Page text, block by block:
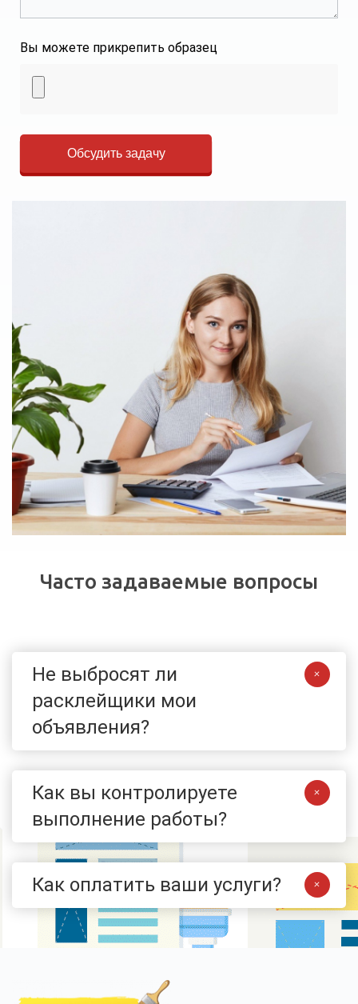
Вы можете прикрепить образец
Часто задаваемые вопросы
Не выбросят ли
расклейщики мои
объявления?
Как вы контролируете
выполнение работы?
Как оплатить ваши услуги?